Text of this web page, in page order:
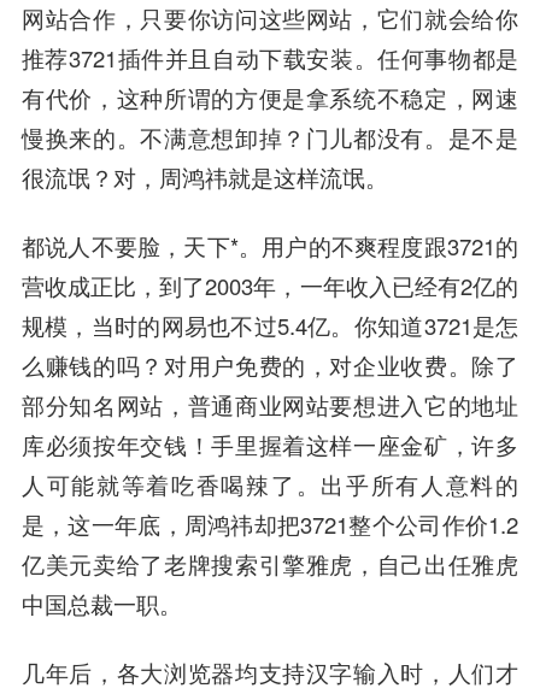
网站合作，只要你访问这些网站，它们就会给你
推荐3721插件并且自动下载安装。任何事物都是
有代价，这种所谓的方便是拿系统不稳定，网速
慢换来的。不满意想卸掉？门儿都没有。是不是
很流氓？对，周鸿祎就是这样流氓。
都说人不要脸，天下*。用户的不爽程度跟3721的
营收成正比，到了2003年，一年收入已经有2亿的
规模，当时的网易也不过5.4亿。你知道3721是怎
么赚钱的吗？对用户免费的，对企业收费。除了
部分知名网站，普通商业网站要想进入它的地址
库必须按年交钱！手里握着这样一座金矿，许多
人可能就等着吃香喝辣了。出乎所有人意料的
是，这一年底，周鸿祎却把3721整个公司作价1.2
亿美元卖给了老牌搜索引擎雅虎，自己出任雅虎
中国总裁一职。
几年后，各大浏览器均支持汉字输入时，人们才